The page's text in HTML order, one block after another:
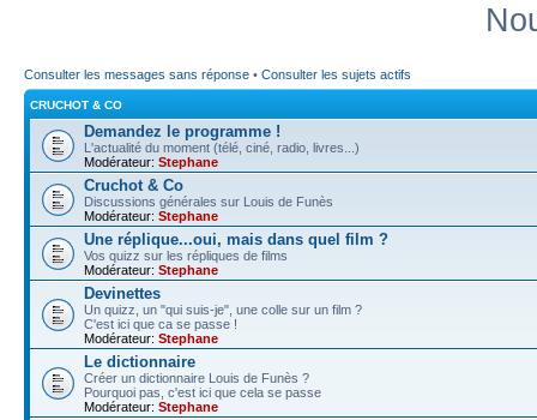
Consulter les messages sans réponse • Consulter les sujets actifs
CRUCHOT & CO
Demandez le programme !
L'actualité du moment (télé, ciné, radio, livres...)
Modérateur: Stephane
Cruchot & Co
Discussions générales sur Louis de Funès
Modérateur: Stephane
Une réplique...oui, mais dans quel film ?
Vos quizz sur les répliques de films
Modérateur: Stephane
Devinettes
Un quizz, un "qui suis-je", une colle sur un film ?
C'est ici que ca se passe !
Modérateur: Stephane
Le dictionnaire
Créer un dictionnaire Louis de Funès ?
Pourquoi pas, c'est ici que cela se passe
Modérateur: Stephane